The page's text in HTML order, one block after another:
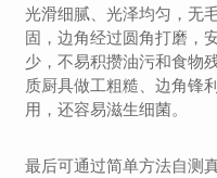
光滑细腻、光泽均匀，无
固，边角经过圆角打磨，
少，不易积攒油污和食物
质厨具做工粗糙、边角锋
用，还容易滋生细菌。
最后可通过简单方法自测